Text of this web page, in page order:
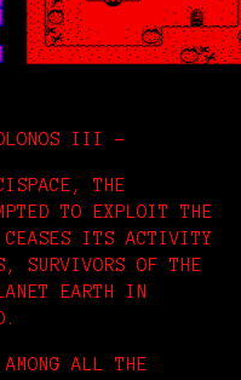
III -
THE
TO EXPLOIT THE
CEASES ITS ACTIVITY
SURVIVORS OF THE
EARTH IN
ALL THE